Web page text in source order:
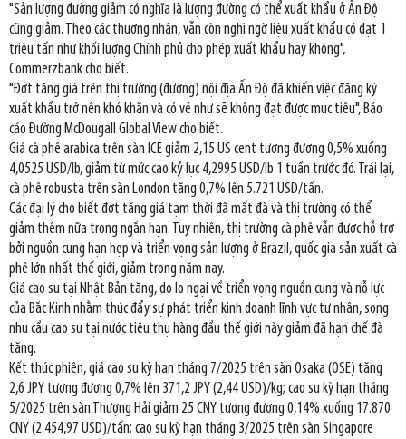
"Sản lượng đường giảm có nghĩa là lượng đường có thể xuất khẩu ở Ấn Độ
cũng giảm. Theo các thương nhân, vẫn còn nghi ngờ liệu xuất khẩu có đạt 1
triệu tấn như khối lượng Chính phủ cho phép xuất khẩu hay không",
Commerzbank cho biết.
"Đợt tăng giá trên thị trường (đường) nội địa Ấn Độ đã khiến việc đăng ký
xuất khẩu trở nên khó khăn và có vẻ như sẽ không đạt được mục tiêu", Báo
cáo Đường McDougall Global View cho biết.
Giá cà phê arabica trên sàn ICE giảm 2,15 US cent tương đương 0,5% xuống
4,0525 USD/lb, giảm từ mức cao kỷ lục 4,2995 USD/lb 1 tuần trước đó. Trái lại,
cà phê robusta trên sàn London tăng 0,7% lên 5.721 USD/tấn.
Các đại lý cho biết đợt tăng giá tạm thời đã mất đà và thị trường có thể
giảm thêm nữa trong ngắn hạn. Tuy nhiên, thị trường cà phê vẫn được hỗ trợ
bởi nguồn cung hạn hẹp và triển vọng sản lượng ở Brazil, quốc gia sản xuất cà
phê lớn nhất thế giới, giảm trong năm nay.
Giá cao su tại Nhật Bản tăng, do lo ngại về triển vọng nguồn cung và nỗ lực
của Bắc Kinh nhằm thúc đẩy sự phát triển kinh doanh lĩnh vực tư nhân, song
nhu cầu cao su tại nước tiêu thụ hàng đầu thế giới này giảm đã hạn chế đà
tăng.
Kết thúc phiên, giá cao su kỳ hạn tháng 7/2025 trên sàn Osaka (OSE) tăng
2,6 JPY tương đương 0,7% lên 371,2 JPY (2,44 USD)/kg; cao su kỳ hạn tháng
5/2025 trên sàn Thượng Hải giảm 25 CNY tương đương 0,14% xuống 17.870
CNY (2.454,97 USD)/tấn; cao su kỳ hạn tháng 3/2025 trên sàn Singapore